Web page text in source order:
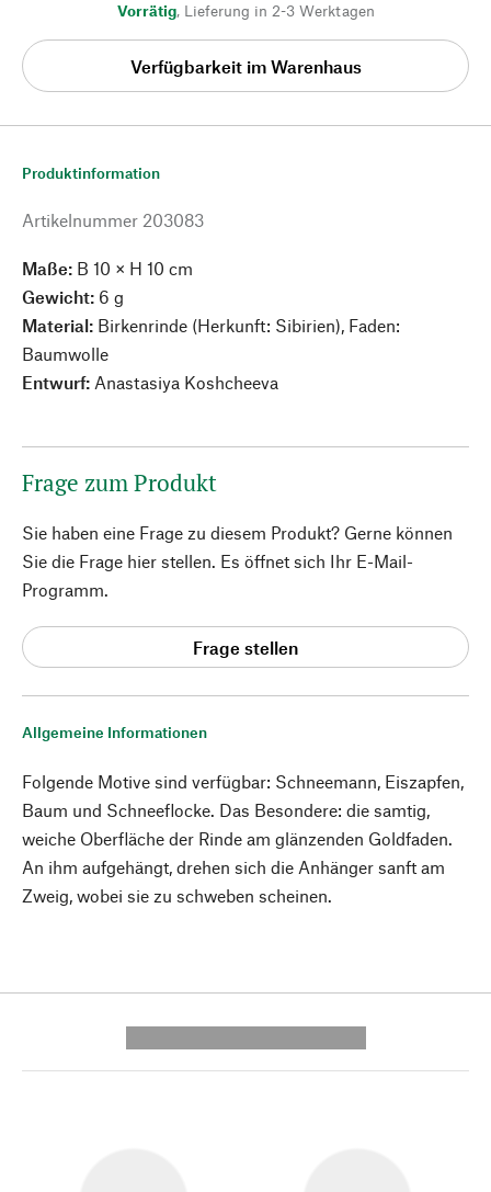
Vorrätig, Lieferung in 2-3 Werktagen
Verfügbarkeit im Warenhaus
Allgemeine Informationen
Folgende Motive sind verfügbar: Schneemann, Eiszapfen,
Baum und Schneeflocke. Das Besondere: die samtig,
weiche Oberfläche der Rinde am glänzenden Goldfaden.
An ihm aufgehängt, drehen sich die Anhänger sanft am
Zweig, wobei sie zu schweben scheinen.
Produktinformation
Artikelnummer 203083
Maße: B 10 × H 10 cm
Gewicht: 6 g
Material: Birkenrinde (Herkunft: Sibirien), Faden:
Baumwolle
Entwurf: Anastasiya Koshcheeva
Frage zum Produkt
Sie haben eine Frage zu diesem Produkt? Gerne können
Sie die Frage hier stellen. Es öffnet sich Ihr E-Mail-
Programm.
Frage stellen